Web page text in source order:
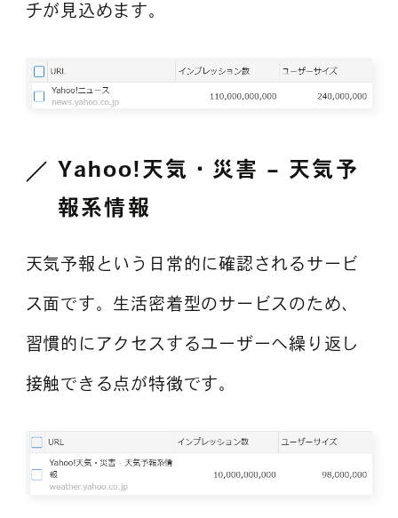
チが見込めます。
Yahoo!天気・災害 – 天気予
報系情報
天気予報という日常的に確認されるサービ
ス面です。生活密着型のサービスのため、
習慣的にアクセスするユーザーへ繰り返し
接触できる点が特徴です。